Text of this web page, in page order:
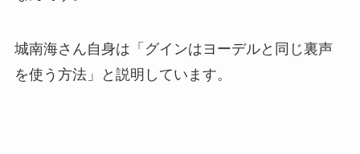
城南海さん自身は「グインはヨーデルと同じ裏声
を使う方法」と説明しています。